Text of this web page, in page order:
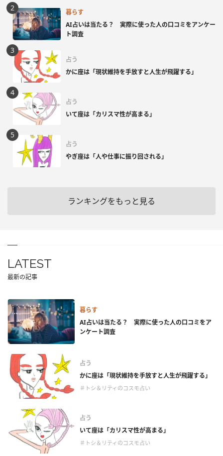
暮らす
AI占いは当たる？ 実際に使った人の口コミをアンケー
ト調査
占う
かに座は「現状維持を手放すと人生が飛躍する」
占う
いて座は「カリスマ性が高まる」
占う
やぎ座は「人や仕事に振り回される」
ランキングをもっと見る
LATEST
最新の記事
暮らす
AI占いは当たる？ 実際に使った人の口コミをア
ンケート調査
占う
かに座は「現状維持を手放すと人生が飛躍する」
＃トシ＆リティのコスモ占い
占う
いて座は「カリスマ性が高まる」
＃トシ＆リティのコスモ占い